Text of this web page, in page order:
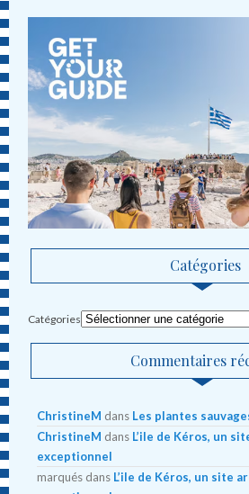
Catégories
Catégories
Commentaires
ChristineM dans Les plantes
ChristineM dans L’ile de Kéros, un
exceptionnel
marqués dans L’ile de Kéros, un site